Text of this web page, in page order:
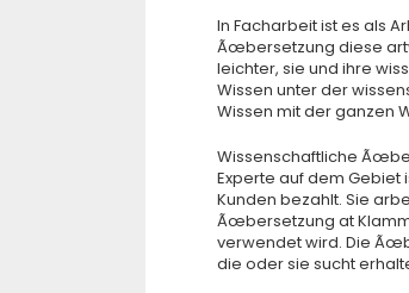
In Facharbeit ist es als
Ãœbersetzung diese
leichter, sie und ihre
Wissen unter der
Wissen mit der ganzen
Wissenschaftliche
Experte auf dem Gebiet
Kunden bezahlt. Sie
Ãœbersetzung at
verwendet wird. Die
die oder sie sucht